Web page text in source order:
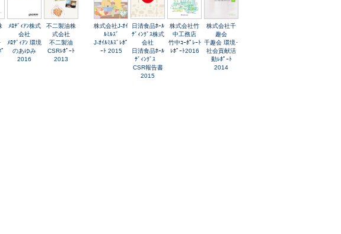
ﾒﾛﾃﾞｨｱﾝ株式
会社
ﾒﾛﾃﾞｨｱﾝ 環境
のあゆみ
2016
不二製油株
式会社
不二製油
CSRﾚﾎﾟｰﾄ
2013
株式会社J-ｵｲ
ﾙﾐﾙｽﾞ
J-ｵｲﾙﾐﾙｽﾞﾚﾎﾟ
ｰﾄ 2015
日清食品ﾎｰﾙ
ﾃﾞｨﾝｸﾞｽ株式
会社
日清食品ﾎｰﾙ
ﾃﾞｨﾝｸﾞｽ
CSR報告書
2015
株式会社竹
中工務店
竹中ｺｰﾎﾟﾚｰﾄ
ﾚﾎﾟｰﾄ2016
株式会社千
趣会
千趣会 環境･
社会貢献活
動ﾚﾎﾟｰﾄ
2014